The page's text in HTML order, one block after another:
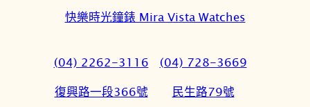
快樂時光鐘錶 Mira Vista Watches
(04) 2262-3116
復興路一段366號
(04) 728-3669
民生路79號